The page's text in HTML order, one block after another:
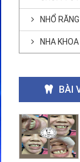
NHỔ
NHA
BÀI